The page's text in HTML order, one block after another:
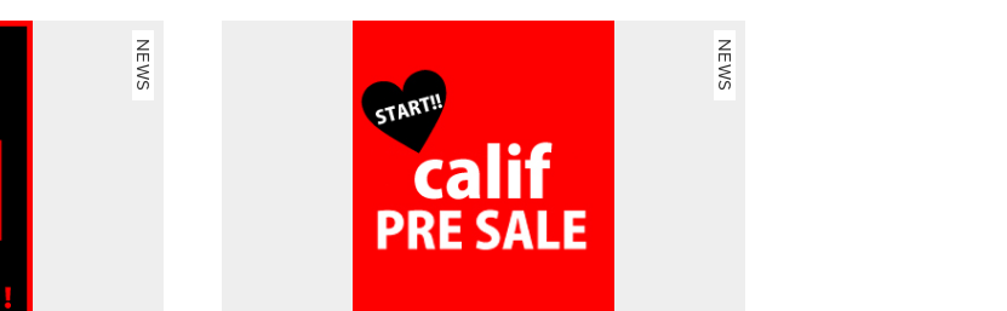
NEWS NEWS